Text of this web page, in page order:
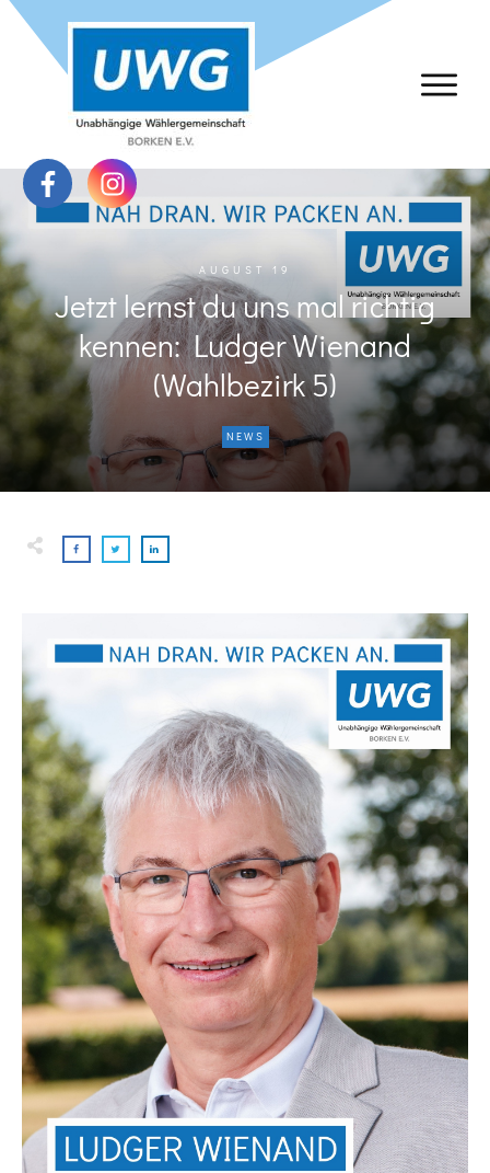
AUGUST 19
Jetzt lernst du uns mal richtig
kennen: Ludger Wienand
(Wahlbezirk 5)
NEWS